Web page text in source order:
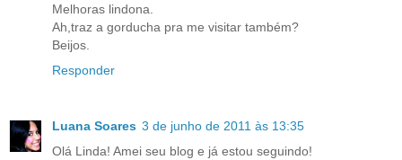
Melhoras lindona.
Ah,traz a gorducha pra me visitar também?
Beijos.
Responder
Luana Soares 3 de junho de 2011 às 13:35
Olá Linda! Amei seu blog e já estou seguindo!